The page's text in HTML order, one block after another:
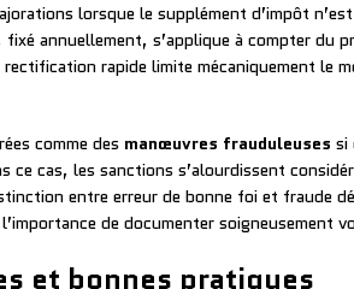
lorsque le supplément d’impôt
annuellement, s’applique à compter du
rapide limite mécaniquement le
comme des manœuvres frauduleuses si
cas, les sanctions s’alourdissent
entre erreur de bonne foi et fraude
de documenter soigneusement
et bonnes pratiques